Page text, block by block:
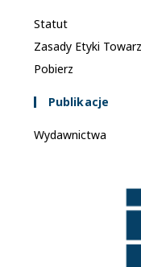
Statut
Zasady Etyki
Pobierz
Publikacje
Wydawnictwa